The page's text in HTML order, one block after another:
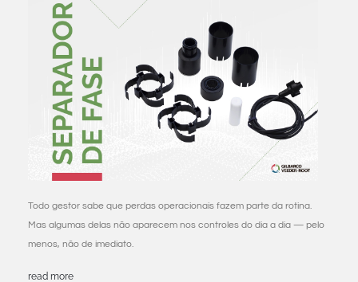
Todo gestor sabe que perdas operacionais fazem parte da rotina.
Mas algumas delas não aparecem nos controles do dia a dia — pelo
menos, não de imediato.
read more